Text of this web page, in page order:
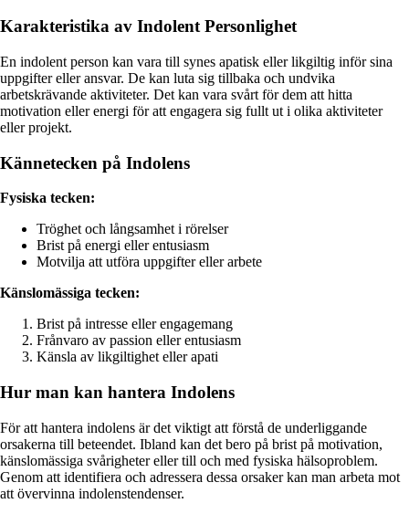
Karakteristika av Indolent Personlighet
En indolent person kan vara till synes apatisk eller likgiltig inför sina
uppgifter eller ansvar. De kan luta sig tillbaka och undvika
arbetskrävande aktiviteter. Det kan vara svårt för dem att hitta
motivation eller energi för att engagera sig fullt ut i olika aktiviteter
eller projekt.
Kännetecken på Indolens
Fysiska tecken:
Tröghet och långsamhet i rörelser
Brist på energi eller entusiasm
Motvilja att utföra uppgifter eller arbete
Känslomässiga tecken:
Brist på intresse eller engagemang
Frånvaro av passion eller entusiasm
Känsla av likgiltighet eller apati
Hur man kan hantera Indolens
För att hantera indolens är det viktigt att förstå de underliggande
orsakerna till beteendet. Ibland kan det bero på brist på motivation,
känslomässiga svårigheter eller till och med fysiska hälsoproblem.
Genom att identifiera och adressera dessa orsaker kan man arbeta mot
att övervinna indolenstendenser.